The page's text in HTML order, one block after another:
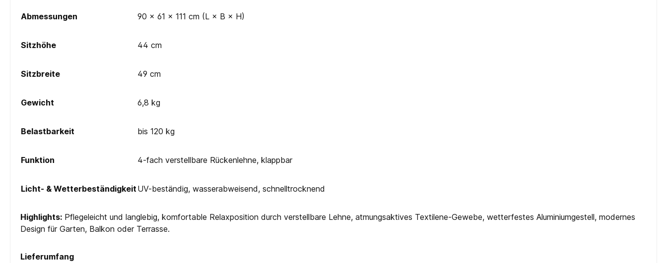
Abmessungen 90 × 61 × 111 cm (L × B × H)
Sitzhöhe 44 cm
Sitzbreite 49 cm
Gewicht 6,8 kg
Belastbarkeit bis 120 kg
Funktion 4-fach verstellbare Rückenlehne, klappbar
Licht- & Wetterbeständigkeit UV-beständig, wasserabweisend, schnelltrocknend
Highlights: Pflegeleicht und langlebig, komfortable Relaxposition durch verstellbare Lehne, atmungsaktives Textilene-Gewebe, wetterfestes Aluminiumgestell, modernes
Design für Garten, Balkon oder Terrasse.
Lieferumfang